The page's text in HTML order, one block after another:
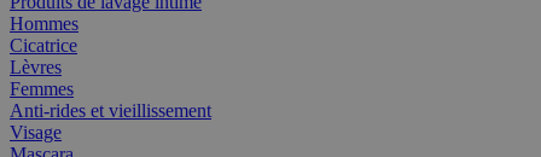
Hommes
Cicatrice
Lèvres
Femmes
Anti-rides et vieillissement
Visage